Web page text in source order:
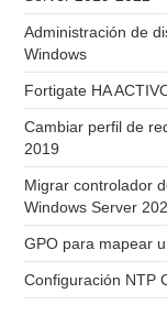
Administración de
Windows
Fortigate HA
Cambiar perfil de
2019
Migrar controlador
Windows Server
GPO para mapear
Configuración NTP